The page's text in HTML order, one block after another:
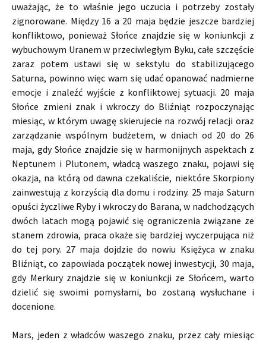
uważając, że to właśnie jego uczucia i potrzeby zostały
zignorowane. Między 16 a 20 maja będzie jeszcze bardziej
konfliktowo, ponieważ Słońce znajdzie się w koniunkcji z
wybuchowym Uranem w przeciwległym Byku, całe szczęście
zaraz potem ustawi się w sekstylu do stabilizującego
Saturna, powinno więc wam się udać opanować nadmierne
emocje i znaleźć wyjście z konfliktowej sytuacji. 20 maja
Słońce zmieni znak i wkroczy do Bliźniąt rozpoczynając
miesiąc, w którym uwagę skierujecie na rozwój relacji oraz
zarządzanie wspólnym budżetem, w dniach od 20 do 26
maja, gdy Słońce znajdzie się w harmonijnych aspektach z
Neptunem i Plutonem, władcą waszego znaku, pojawi się
okazja, na którą od dawna czekaliście, niektóre Skorpiony
zainwestują z korzyścią dla domu i rodziny. 25 maja Saturn
opuści życzliwe Ryby i wkroczy do Barana, w nadchodzących
dwóch latach mogą pojawić się ograniczenia związane ze
stanem zdrowia, praca okaże się bardziej wyczerpująca niż
do tej pory. 27 maja dojdzie do nowiu Księżyca w znaku
Bliźniąt, co zapowiada początek nowej inwestycji, 30 maja,
gdy Merkury znajdzie się w koniunkcji ze Słońcem, warto
dzielić się swoimi pomysłami, bo zostaną wysłuchane i
docenione.
Mars, jeden z władców waszego znaku, przez cały miesiąc